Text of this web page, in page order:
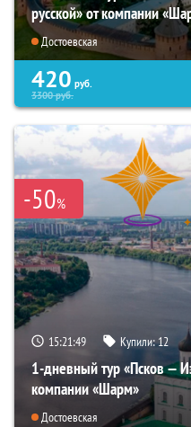
русской» от компании
Достоевская
420 руб.
3300руб.
-50%
15:21:48 Купили:12
1-дневный тур «Псков —
компании «Шарм»
Достоевская